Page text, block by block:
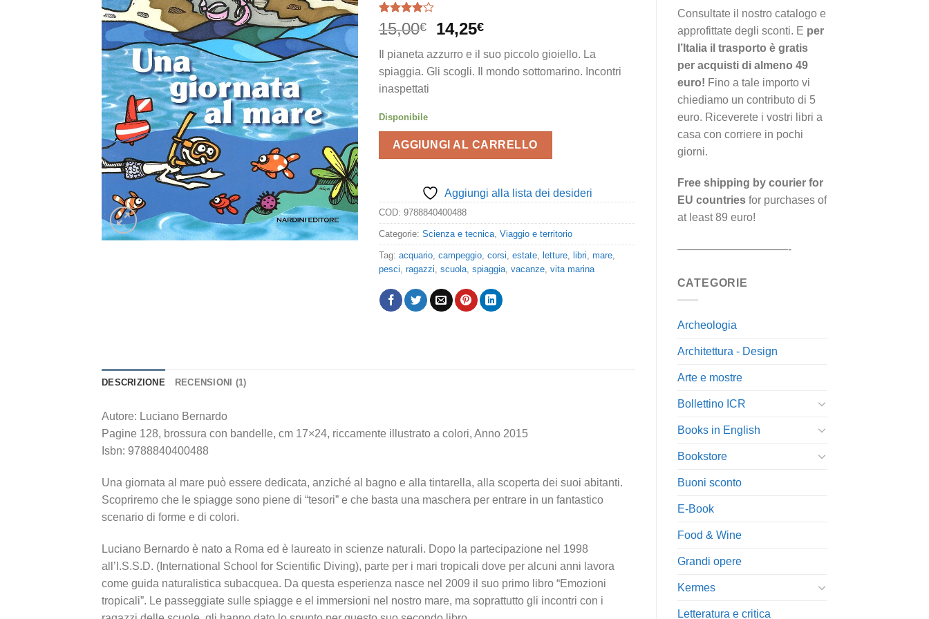
Consultate il nostro catalogo e
approfittate degli sconti. E per
l’Italia il trasporto è gratis
per acquisti di almeno 49
euro! Fino a tale importo vi
chiediamo un contributo di 5
euro. Riceverete i vostri libri a
casa con corriere in pochi
giorni.
Free shipping by courier for
EU countriesfor purchases of
at least 89 euro!
——————————-
CATEGORIE
Archeologia
Architettura - Design
Arte e mostre
Bollettino ICR
Books in English
Bookstore
Buoni sconto
E-Book
Food & Wine
Grandi opere
Kermes
Letteratura e critica
Valutato
4.00su
base di
1
recensioni
15,00€
Il
originale
era:
14,25€Il
attuale
è:
Il pianeta azzurro e il suo piccolo gioiello. La
spiaggia. Gli scogli. Il mondo sottomarino. Incontri
inaspettati
Disponibile
AGGIUNGI AL CARRELLO
Aggiungi alla lista dei desideri
COD: 9788840400488
Categorie: Scienza e tecnica, Viaggio e territorio
Tag: acquario, campeggio, corsi, estate, letture, libri, mare,
pesci, ragazzi, scuola, spiaggia, vacanze, vita marina
DESCRIZIONE RECENSIONI (1)
Autore: Luciano Bernardo
Pagine 128, brossura con bandelle, cm 17×24, riccamente illustrato a colori, Anno 2015
Isbn: 9788840400488
Una giornata al mare può essere dedicata, anziché al bagno e alla tintarella, alla scoperta dei suoi abitanti.
Scopriremo che le spiagge sono piene di “tesori” e che basta una maschera per entrare in un fantastico
scenario di forme e di colori.
Luciano Bernardo è nato a Roma ed è laureato in scienze naturali. Dopo la partecipazione nel 1998
all’I.S.S.D. (International School for Scientific Diving), parte per i mari tropicali dove per alcuni anni lavora
come guida naturalistica subacquea. Da questa esperienza nasce nel 2009 il suo primo libro “Emozioni
tropicali”. Le passeggiate sulle spiagge e el immersioni nel nostro mare, ma soprattutto gli incontri con i